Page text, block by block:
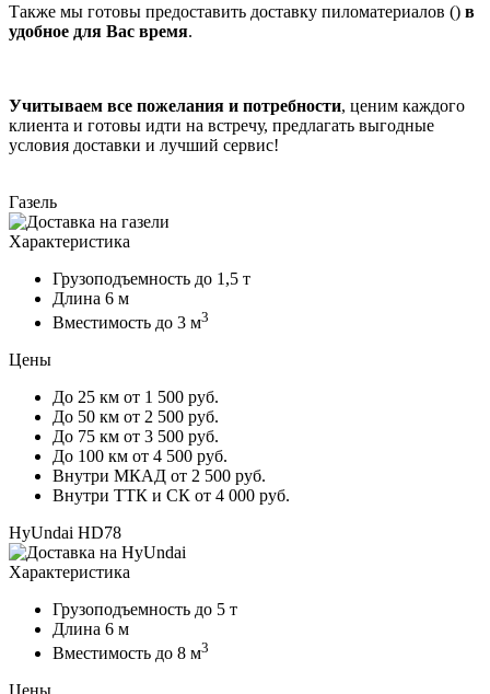
Также мы готовы предоставить доставку пиломатериалов () в
удобное для Вас время.
Учитываем все пожелания и потребности, ценим каждого
клиента и готовы идти на встречу, предлагать выгодные
условия доставки и лучший сервис!
Газель
Характеристика
Грузоподъемность до 1,5 т
Длина 6 м
Вместимость до 3 м3
Цены
До 25 км от 1 500 руб.
До 50 км от 2 500 руб.
До 75 км от 3 500 руб.
До 100 км от 4 500 руб.
Внутри МКАД от 2 500 руб.
Внутри ТТК и СК от 4 000 руб.
HyUndai HD78
Характеристика
Грузоподъемность до 5 т
Длина 6 м
Вместимость до 8 м3